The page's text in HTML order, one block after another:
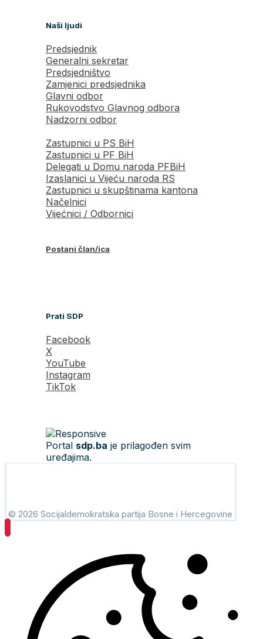
Naši ljudi
Predsjednik
Generalni sekretar
Predsjedništvo
Zamjenici predsjednika
Glavni odbor
Rukovodstvo Glavnog odbora
Nadzorni odbor
Zastupnici u PS BiH
Zastupnici u PF BiH
Delegati u Domu naroda PFBiH
Izaslanici u Vijeću naroda RS
Zastupnici u skupštinama kantona
Načelnici
Vijećnici / Odbornici
Postani član/ica
Prati SDP
Facebook
X
YouTube
Instagram
TikTok
Portal sdp.ba je prilagođen svim
uređajima.
© 2026 Socijaldemokratska partija Bosne i Hercegovine